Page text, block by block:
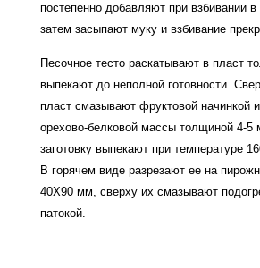
постепенно добавляют при взбивании
затем засыпают муку и взбивание
Песочное тесто раскатывают в пласт
выпекают до неполной готовности.
пласт смазывают фруктовой начинкой
орехово-белковой массы толщиной 4-
заготовку выпекают при температуре
В горячем виде разрезают ее на
40Х90 мм, сверху их смазывают
патокой.